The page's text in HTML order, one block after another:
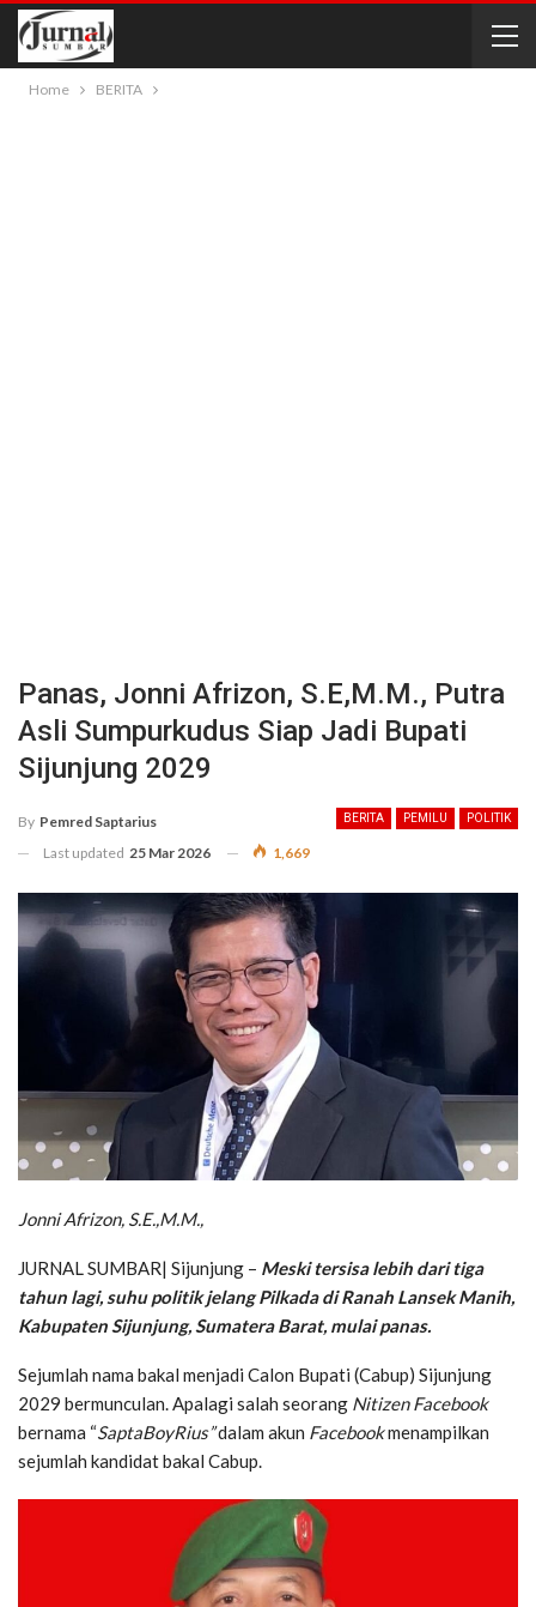
Home BERITA
Panas, Jonni Afrizon, S.E,M.M., Putra
Asli Sumpurkudus Siap Jadi Bupati
Sijunjung 2029
BERITA PEMILU POLITIK
By Pemred Saptarius
Last updated 25 Mar 2026 1,669
Jonni Afrizon, S.E.,M.M.,
JURNAL SUMBAR| Sijunjung – Meski tersisa lebih dari tiga
tahun lagi, suhu politik jelang Pilkada di Ranah Lansek Manih,
Kabupaten Sijunjung, Sumatera Barat, mulai panas.
Sejumlah nama bakal menjadi Calon Bupati (Cabup) Sijunjung
2029 bermunculan. Apalagi salah seorang Nitizen Facebook
bernama “SaptaBoyRius”dalam akun Facebookmenampilkan
sejumlah kandidat bakal Cabup.